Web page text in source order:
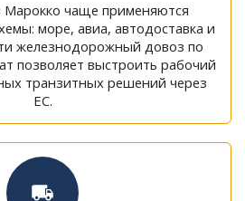
Марокко чаще применяются
море, авиа, автодоставка и
железнодорожный довоз по
позволяет выстроить рабочий
транзитных решений через
ЕС.